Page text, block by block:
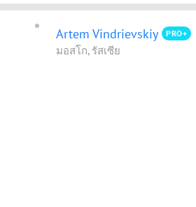
Artem Vindrievskiy PRO+
มอสโก, รัสเซีย